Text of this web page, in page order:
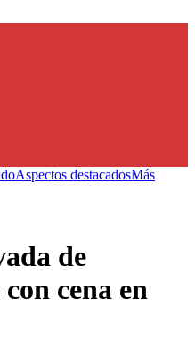
Aspectos destacadosMás
de
cena en